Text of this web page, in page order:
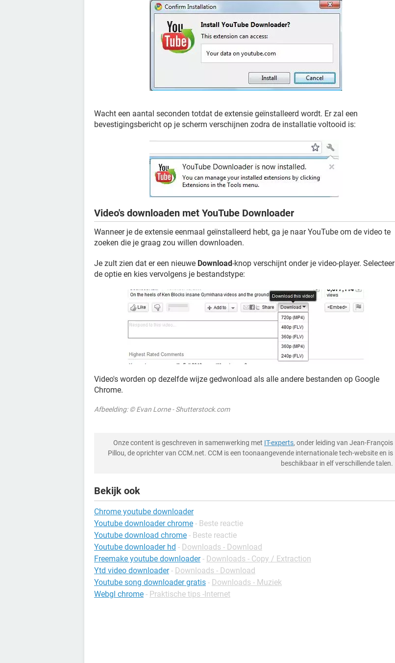
Wacht een aantal seconden totdat de extensie geïnstalleerd wordt. Er zal een
bevestigingsbericht op je scherm verschijnen zodra de installatie voltooid is:
Video's downloaden met YouTube Downloader
Wanneer je de extensie eenmaal geïnstalleerd hebt, ga je naar YouTube om de video te
zoeken die je graag zou willen downloaden.
Je zult zien dat er een nieuwe Download-knop verschijnt onder je video-player. Selecteer
de optie en kies vervolgens je bestandstype:
Video's worden op dezelfde wijze gedwonload als alle andere bestanden op Google
Chrome.
Afbeelding: © Evan Lorne - Shutterstock.com
Onze content is geschreven in samenwerking met IT-experts, onder leiding van Jean-François
Pillou, de oprichter van CCM.net. CCM is een toonaangevende internationale tech-website en is
beschikbaar in elf verschillende talen.
Bekijk ook
Chrome youtube downloader
Youtube downloader chrome - Beste reactie
Youtube download chrome - Beste reactie
Youtube downloader hd - Downloads - Download
Freemake youtube downloader - Downloads - Copy / Extraction
Ytd video downloader - Downloads - Download
Youtube song downloader gratis - Downloads - Muziek
Webgl chrome - Praktische tips -Internet